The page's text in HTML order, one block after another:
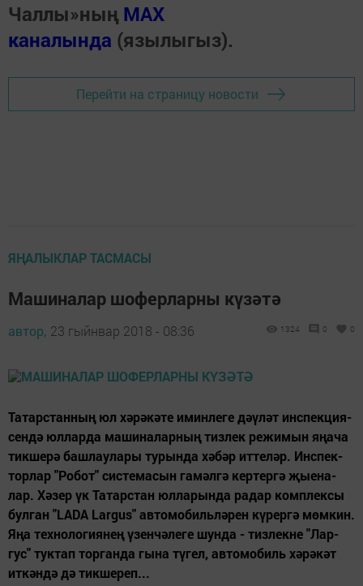
Чаллы»ның MAX
каналында (язылыгыз).
Перейти на страницу новости
ЯҢАЛЫКЛАР ТАСМАСЫ
Машиналар шоферларны күзәтә
автор, 23 гыйнвар 2018 - 08:36 1324 0 0
Та­тар­стан­ның юл хә­рә­кәте имин­ле­ге дәү­ләт ин­с­пек­ци­я­
сен­дә юл­лар­да ма­ши­на­лар­ның тиз­лек ре­жи­мын яңа­ча
тик­ше­рә баш­лау­ла­ры ту­рын­да хә­бәр ит­те­ләр. Ин­с­пек­
тор­лар "Ро­бот" сис­те­ма­сын га­мәл­гә кер­тер­гә җы­е­на­
лар. Хә­зер үк Та­тар­стан юл­ла­рын­да ра­дар ком­п­лек­сы
бул­ган "LADA Largus" ав­то­мо­биль­лә­рен кү­рер­гә мөм­кин.
Яңа тех­но­ло­ги­я­нең үзен­чәле­ге шун­да - тиз­лек­не "Лар­
гус" тук­тап тор­ган­да гы­на түгел, ав­то­мо­биль хәрә­кәт
ит­кән­дә дә тик­ше­реп...